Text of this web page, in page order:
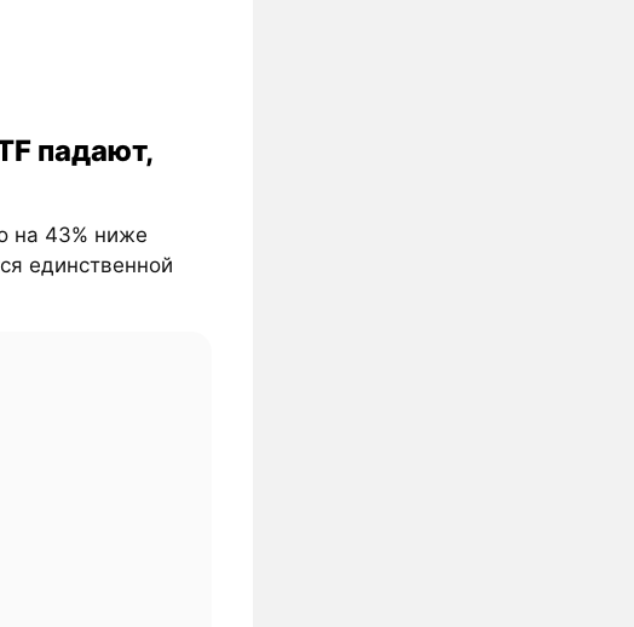
падают,
на 43% ниже
единственной